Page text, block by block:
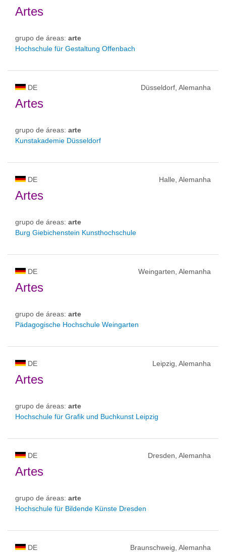
Artes
grupo de áreas: arte
Hochschule für Gestaltung Offenbach
DE Düsseldorf, Alemanha
Artes
grupo de áreas: arte
Kunstakademie Düsseldorf
DE Halle, Alemanha
Artes
grupo de áreas: arte
Burg Giebichenstein Kunsthochschule
DE Weingarten, Alemanha
Artes
grupo de áreas: arte
Pädagogische Hochschule Weingarten
DE Leipzig, Alemanha
Artes
grupo de áreas: arte
Hochschule für Grafik und Buchkunst Leipzig
DE Dresden, Alemanha
Artes
grupo de áreas: arte
Hochschule für Bildende Künste Dresden
DE Braunschweig, Alemanha